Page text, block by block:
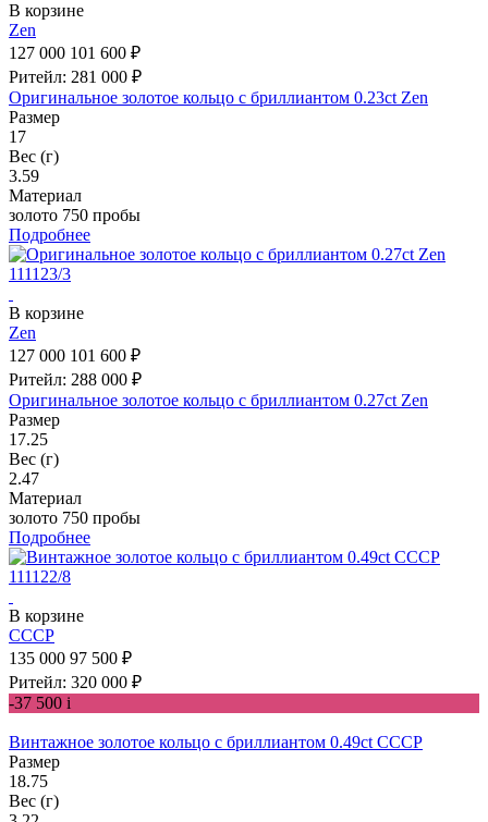
В корзине
Zen
127 000 101 600 ₽
Ритейл: 281 000 ₽
Оригинальное золотое кольцо с бриллиантом 0.23ct Zen
Размер
17
Вес (г)
3.59
Материал
золото 750 пробы
Подробнее
В корзине
Zen
127 000 101 600 ₽
Ритейл: 288 000 ₽
Оригинальное золотое кольцо с бриллиантом 0.27ct Zen
Размер
17.25
Вес (г)
2.47
Материал
золото 750 пробы
Подробнее
В корзине
СССР
135 000 97 500 ₽
Ритейл: 320 000 ₽
-37 500 i
Винтажное золотое кольцо с бриллиантом 0.49ct СССР
Размер
18.75
Вес (г)